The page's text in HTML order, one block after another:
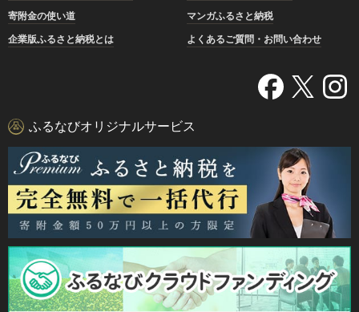
寄附金の使い道
マンガふるさと納税
企業版ふるさと納税とは
よくあるご質問・お問い合わせ
ふるなびオリジナルサービス